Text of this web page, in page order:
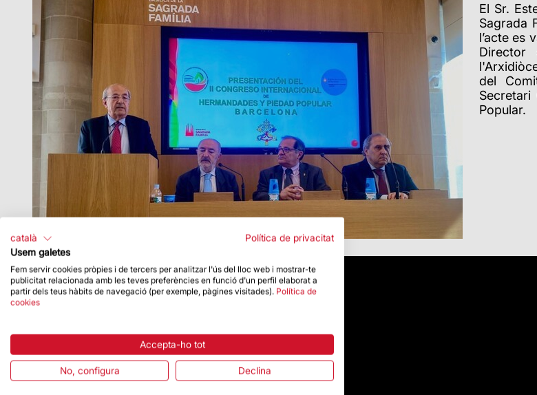
El Sr.
Sagrada
l’acte es
Director
del
Secretari
Popular.
català
Política de privacitat
Usem galetes
Fem servir cookies pròpies i de tercers per analitzar l'ús del lloc web i mostrar-te
publicitat relacionada amb les teves preferències en funció d'un perfil elaborat a
partir dels teus hàbits de navegació (per exemple, pàgines visitades). Política de
cookies
Accepta-ho tot
No, configura Declina